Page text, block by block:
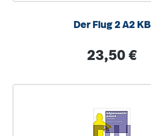
Der Flug 2 A2 KB
Regulärer Preis:
23,50 €